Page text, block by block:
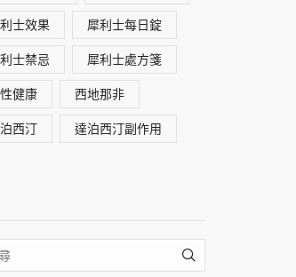
士效果 犀利士每日錠
士禁忌 犀利士處方箋
健康 西地那非
西汀 達泊西汀副作用
SEARCH